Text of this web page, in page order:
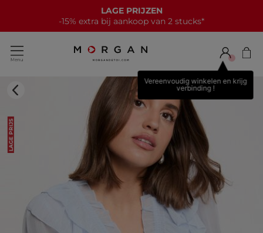
LAGE PRIJZEN
-15% extra bij aankoop van 2 stucks*
Vereenvoudig winkelen en krijg
verbinding !
LAGE PRIJS